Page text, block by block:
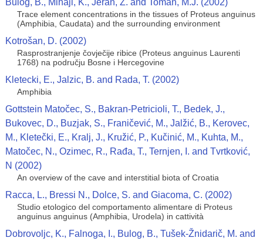
Bulog, B., Mihajl, K., Jeran, Z. and Toman, M.J. (2002)
Trace element concentrations in the tissues of Proteus anguinus
(Amphibia, Caudata) and the surrounding environment
Kotrošan, D. (2002)
Rasprostranjenje čovječije ribice (Proteus anguinus Laurenti
1768) na području Bosne i Hercegovine
Kletecki, E., Jalzic, B. and Rada, T. (2002)
Amphibia
Gottstein Matočec, S., Bakran-Petricioli, T., Bedek, J.,
Bukovec, D., Buzjak, S., Franičević, M., Jalžić, B., Kerovec,
M., Kletečki, E., Kralj, J., Kružić, P., Kučinić, M., Kuhta, M.,
Matočec, N., Ozimec, R., Rađa, T., Ternjen, I. and Tvrtković,
N (2002)
An overview of the cave and interstitial biota of Croatia
Racca, L., Bressi N., Dolce, S. and Giacoma, C. (2002)
Studio etologico del comportamento alimentare di Proteus
anguinus anguinus (Amphibia, Urodela) in cattività
Dobrovoljc, K., Falnoga, I., Bulog, B., Tušek-Žnidarič, M. and